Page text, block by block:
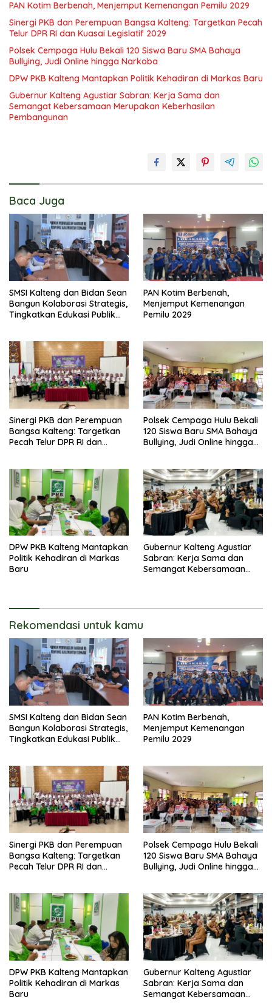
PAN Kotim Berbenah, Menjemput Kemenangan Pemilu 2029
Sinergi PKB dan Perempuan Bangsa Kalteng: Targetkan Pecah
Telur DPR RI dan Kuasai Legislatif 2029
Polsek Cempaga Hulu Bekali 120 Siswa Baru SMA Bahaya
Bullying, Judi Online hingga Narkoba
DPW PKB Kalteng Mantapkan Politik Kehadiran di Markas Baru
Gubernur Kalteng Agustiar Sabran: Kerja Sama dan
Semangat Kebersamaan Merupakan Keberhasilan
Pembangunan
Baca Juga
SMSI Kalteng dan Bidan Sean
Bangun Kolaborasi Strategis,
Tingkatkan Edukasi Publik
PAN Kotim Berbenah,
Menjemput Kemenangan
Pemilu 2029
Sinergi PKB dan Perempuan
Bangsa Kalteng: Targetkan
Pecah Telur DPR RI dan
Polsek Cempaga Hulu Bekali
120 Siswa Baru SMA Bahaya
Bullying, Judi Online hingga
DPW PKB Kalteng Mantapkan
Politik Kehadiran di Markas
Baru
Gubernur Kalteng Agustiar
Sabran: Kerja Sama dan
Semangat Kebersamaan
Rekomendasi untuk kamu
SMSI Kalteng dan Bidan Sean
Bangun Kolaborasi Strategis,
Tingkatkan Edukasi Publik
PAN Kotim Berbenah,
Menjemput Kemenangan
Pemilu 2029
Sinergi PKB dan Perempuan
Bangsa Kalteng: Targetkan
Pecah Telur DPR RI dan
Polsek Cempaga Hulu Bekali
120 Siswa Baru SMA Bahaya
Bullying, Judi Online hingga
DPW PKB Kalteng Mantapkan
Politik Kehadiran di Markas
Baru
Gubernur Kalteng Agustiar
Sabran: Kerja Sama dan
Semangat Kebersamaan